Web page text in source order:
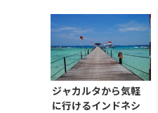
ジャカルタから気軽
に行けるインドネシ